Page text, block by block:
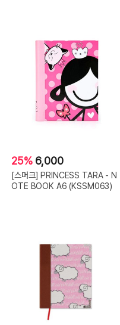
25% 6,000
[스머크] PRINCESS TARA - N
OTE BOOK A6 (KSSM063)